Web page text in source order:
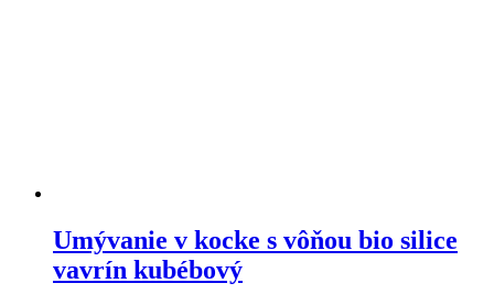
Umývanie v kocke s vôňou bio silice
vavrín kubébový